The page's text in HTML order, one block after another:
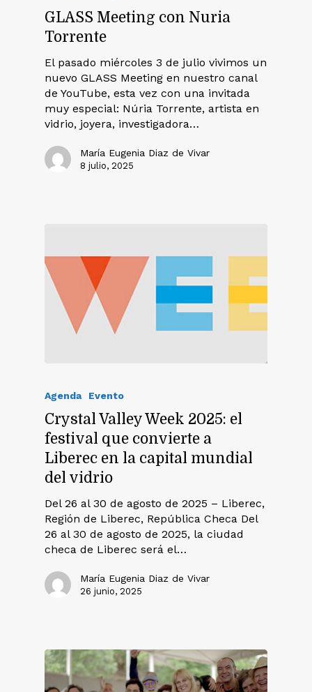
GLASS Meeting con Nuria
Torrente
El pasado miércoles 3 de julio vivimos un
nuevo GLASS Meeting en nuestro canal
de YouTube, esta vez con una invitada
muy especial: Núria Torrente, artista en
vidrio, joyera, investigadora…
María Eugenia Diaz de Vivar
8 julio, 2025
Agenda Evento
Crystal Valley Week 2025: el
festival que convierte a
Liberec en la capital mundial
del vidrio
Del 26 al 30 de agosto de 2025 – Liberec,
Región de Liberec, República Checa Del
26 al 30 de agosto de 2025, la ciudad
checa de Liberec será el…
María Eugenia Diaz de Vivar
26 junio, 2025